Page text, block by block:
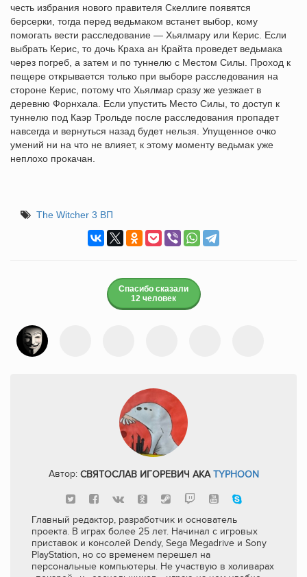
честь избрания нового правителя Скеллиге появятся
берсерки, тогда перед ведьмаком встанет выбор, кому
помогать вести расследование — Хьялмару или Керис. Если
выбрать Керис, то дочь Краха ан Крайта проведет ведьмака
через погреб, а затем и по туннелю с Местом Силы. Проход к
пещере открывается только при выборе расследования на
стороне Керис, потому что Хьялмар сразу же уезжает в
деревню Форнхала. Если упустить Место Силы, то доступ к
туннелю под Каэр Трольде после расследования пропадет
навсегда и вернуться назад будет нельзя. Упущенное очко
умений ни на что не влияет, к этому моменту ведьмак уже
неплохо прокачан.
The Witcher 3 ВП
Спасибо сказали
12 человек
Автор: СВЯТОСЛАВ ИГОРЕВИЧ AKATYPHOON
Главный редактор, разработчик и основатель
проекта. В играх более 25 лет. Начинал с игровых
приставок и консолей Dendy, Sega Megadrive и Sony
PlayStation, но со временем перешел на
персональные компьютеры. Не участвую в холиварах